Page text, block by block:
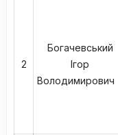
2
Богачевський
Ігор
Володимирович